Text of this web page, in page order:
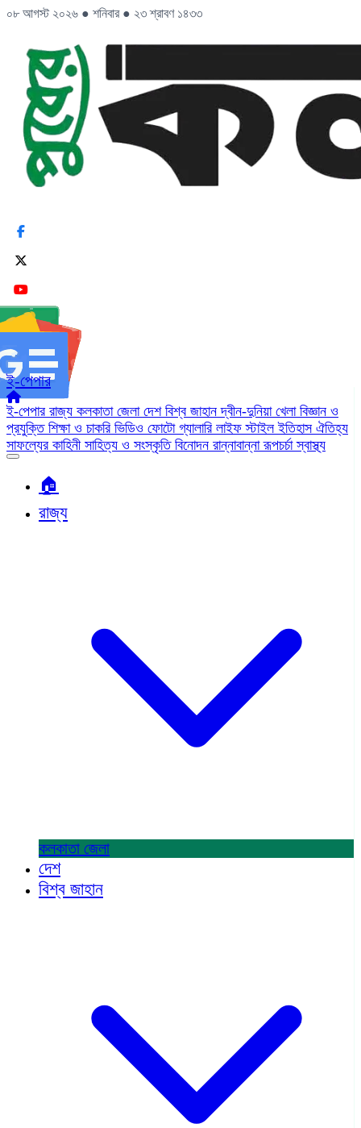
০৮ আগস্ট ২০২৬ ● শনিবার ● ২৩ শ্রাবণ ১৪৩৩
ই-পেপার
ই-পেপার রাজ্য কলকাতা জেলা দেশ বিশ্ব জাহানদ্বীন-দুনিয়া খেলা বিজ্ঞান ও
প্রযুক্তি শিক্ষা ও চাকরি ভিডিও ফোটো গ্যালারি লাইফ স্টাইলইতিহাস ঐতিহ্য
সাফল্যের কাহিনী সাহিত্য ও সংস্কৃতি বিনোদন রান্নাবান্নারূপচর্চাস্বাস্থ্য
🏠︎
রাজ্য
কলকাতা জেলা
দেশ
বিশ্ব জাহান